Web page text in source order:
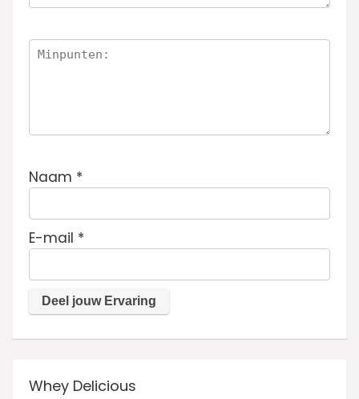
Naam *
E-mail *
Whey Delicious